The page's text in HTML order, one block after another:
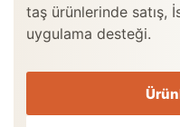
taş ürünlerinde satış,
uygulama desteği.